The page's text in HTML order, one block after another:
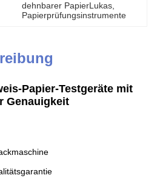
dehnbarer PapierLukas
Papierprüfungsinstrumente
Papier-Testgeräte mit
Genauigkeit